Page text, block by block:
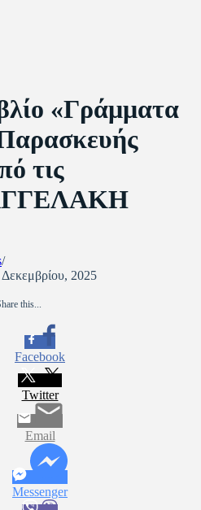
«Γράμματα
τις
Δεκεμβρίου, 2025
this...
Facebook
Twitter
Email
Messenger